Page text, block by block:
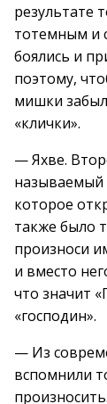
результате
тотемным и
боялись и
поэтому,
мишки
«клички».
— Яхве.
называемый
которое
также было
произноси
и вместо
что значит
«господин».
— Из
вспомнили